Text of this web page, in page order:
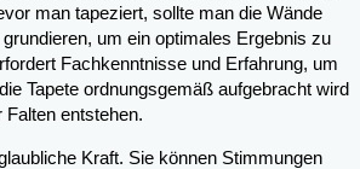
man tapeziert, sollte man die Wände
um ein optimales Ergebnis zu
Fachkenntnisse und Erfahrung, um
Tapete ordnungsgemäß aufgebracht wird
Falten entstehen.
Kraft. Sie können Stimmungen